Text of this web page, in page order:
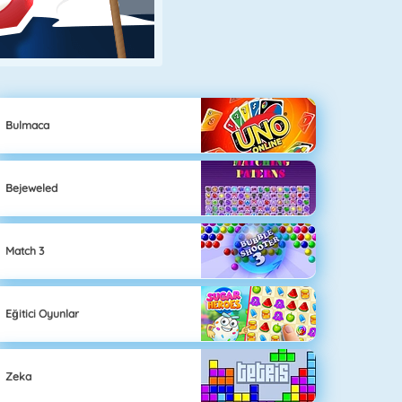
Bulmaca
Bejeweled
Match 3
Eğitici Oyunlar
Zeka